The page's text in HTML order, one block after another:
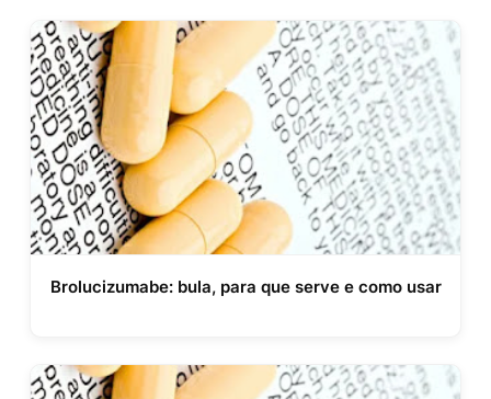
Brolucizumabe: bula, para que serve e como usar